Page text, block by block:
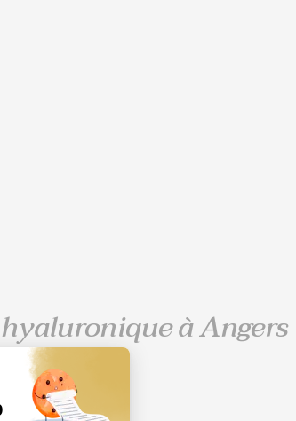
à Angers